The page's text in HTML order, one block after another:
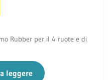
Rubber per il 4 ruote e di
leggere